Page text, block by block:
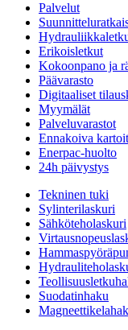
Palvelut
Erikoisletkut
Kokoonpano ja
Päävarasto
Digitaaliset
Myymälät
Palveluvarastot
Ennakoiva
Enerpac-huolto
24h päivystys
Tekninen tuki
Sylinterilaskuri
Sähköteholaskuri
Suodatinhaku